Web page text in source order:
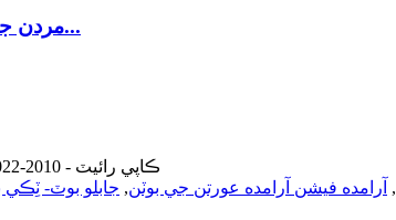
مردن جا بوٽ پنروڪ حڪمت عملي جوتا جنگ...
© ڪاپي رائيٽ - 2010-2022: سڀ حق محفوظ آهن.
, آرامده فيشن آرامده عورتن جي بوٽن, جابلو بوٽ-